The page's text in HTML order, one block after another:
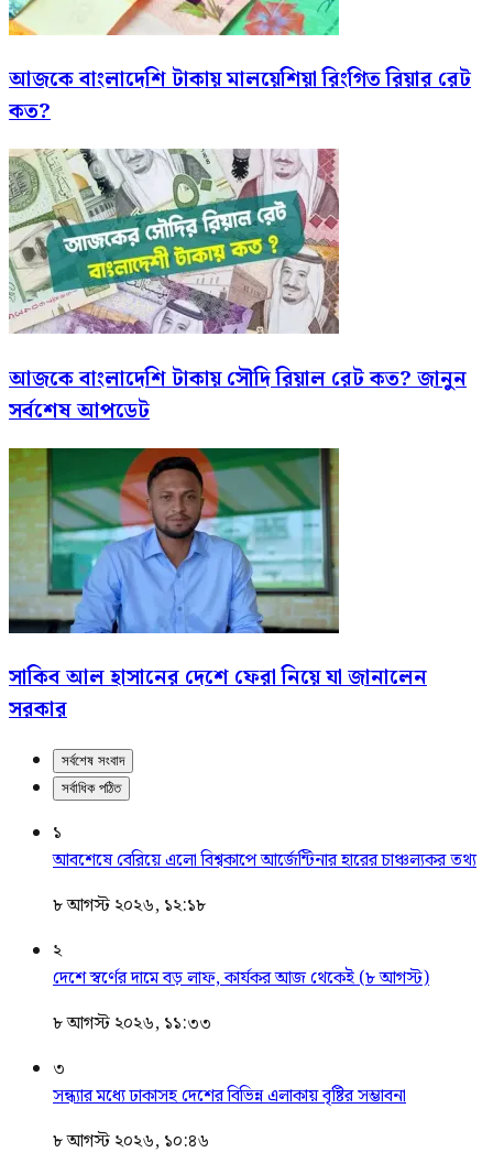
আজকে বাংলাদেশি টাকায় মালয়েশিয়া রিংগিত রিয়ার রেট
কত?
আজকে বাংলাদেশি টাকায় সৌদি রিয়াল রেট কত? জানুন
সর্বশেষ আপডেট
সাকিব আল হাসানের দেশে ফেরা নিয়ে যা জানালেন
সরকার
সর্বশেষ সংবাদ
সর্বাধিক পঠিত
১
আবশেষে বেরিয়ে এলো বিশ্বকাপে আর্জেন্টিনার হারের চাঞ্চল্যকর তথ্য
৮ আগস্ট ২০২৬, ১২:১৮
২
দেশে স্বর্ণের দামে বড় লাফ, কার্যকর আজ থেকেই (৮ আগস্ট)
৮ আগস্ট ২০২৬, ১১:৩৩
৩
সন্ধ্যার মধ্যে ঢাকাসহ দেশের বিভিন্ন এলাকায় বৃষ্টির সম্ভাবনা
৮ আগস্ট ২০২৬, ১০:৪৬